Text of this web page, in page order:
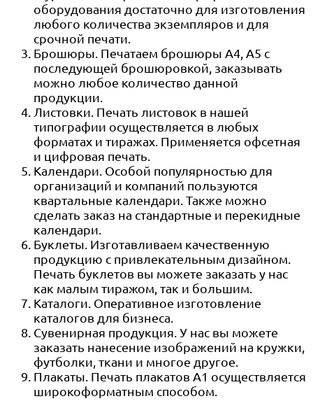
оборудования достаточно для изготовления
любого количества экземпляров и для
срочной печати.
Брошюры. Печатаем брошюры А4, А5 с
последующей брошюровкой, заказывать
можно любое количество данной
продукции.
Листовки. Печать листовок в нашей
типографии осуществляется в любых
форматах и тиражах. Применяется офсетная
и цифровая печать.
Календари. Особой популярностью для
организаций и компаний пользуются
квартальные календари. Также можно
сделать заказ на стандартные и перекидные
календари.
Буклеты. Изготавливаем качественную
продукцию с привлекательным дизайном.
Печать буклетов вы можете заказать у нас
как малым тиражом, так и большим.
Каталоги. Оперативное изготовление
каталогов для бизнеса.
Сувенирная продукция. У нас вы можете
заказать нанесение изображений на кружки,
футболки, ткани и многое другое.
Плакаты. Печать плакатов А1 осуществляется
широкоформатным способом.